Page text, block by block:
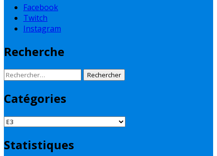
Facebook
Twitch
Instagram
Recherche
Rechercher :
Catégories
Catégories
Statistiques